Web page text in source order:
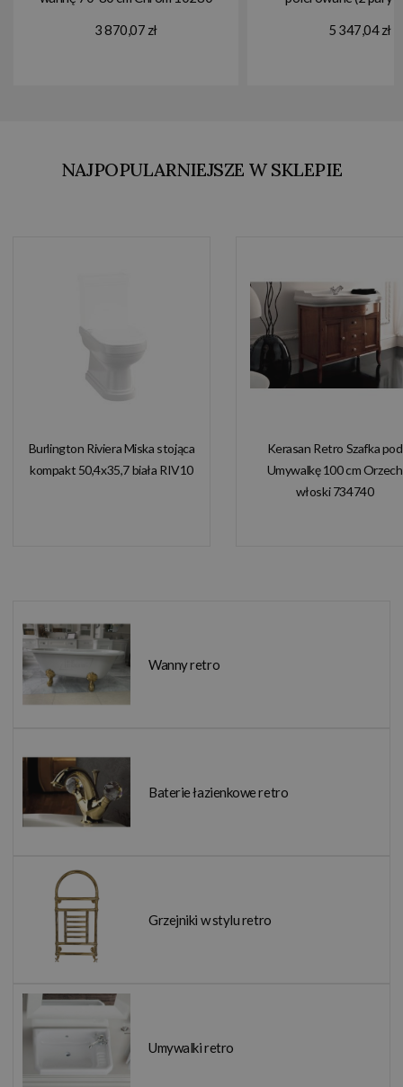
3 870,07 zł
5 347,04 zł
NAJPOPULARNIEJSZE W SKLEPIE
Burlington Riviera Miska stojąca
kompakt 50,4x35,7 biała RIV10
Kerasan Retro Szafka pod
Umywalkę 100 cm Orzech
włoski 734740
Wanny retro
Baterie łazienkowe retro
Grzejniki w stylu retro
Umywalki retro